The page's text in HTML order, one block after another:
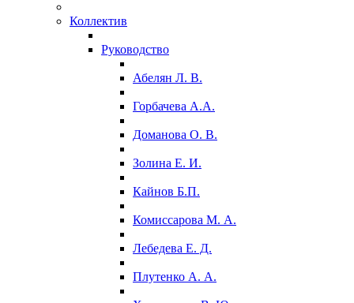
Коллектив
Руководство
Абелян Л. В.
Горбачева А.А.
Доманова О. В.
Золина Е. И.
Кайнов Б.П.
Комиссарова М. А.
Лебедева Е. Д.
Плутенко А. А.